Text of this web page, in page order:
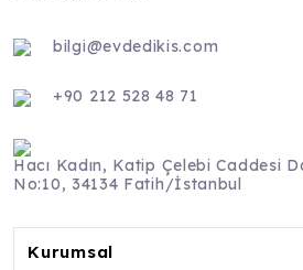
bilgi@evdedikis.com
+90 212 528 48 71
Hacı Kadın, Katip Çelebi Caddesi
No:10, 34134 Fatih/İstanbul
Kurumsal